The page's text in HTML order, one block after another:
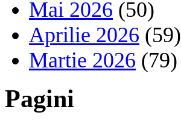
Mai 2026 (50)
Aprilie 2026 (59)
Martie 2026 (79)
Pagini